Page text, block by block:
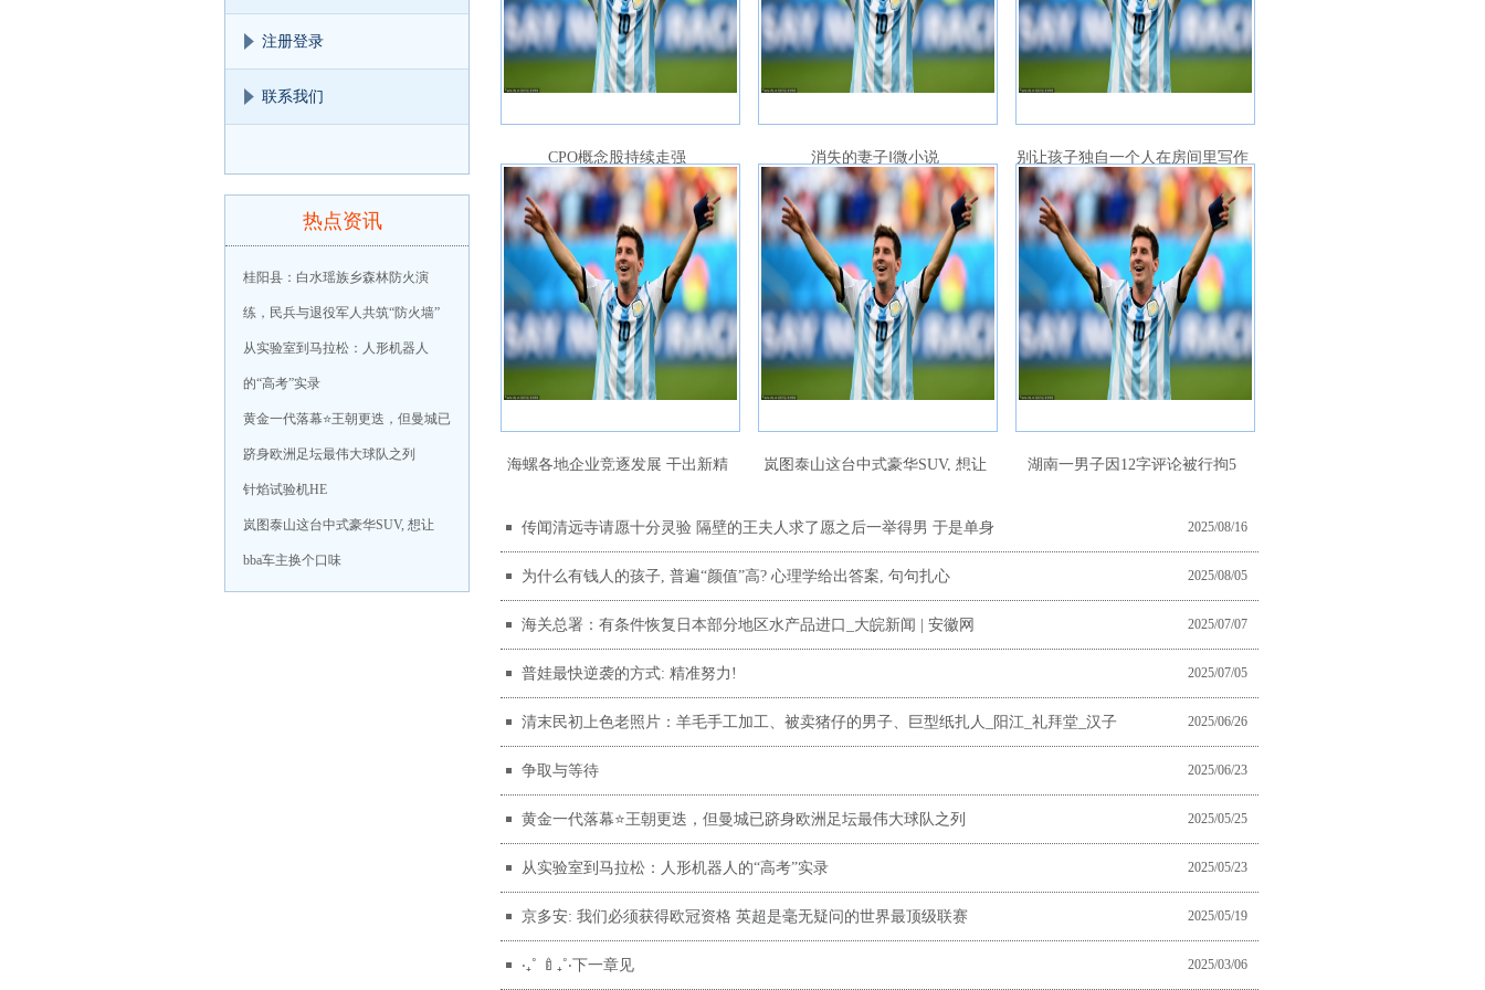
注册登录
联系我们
热点资讯
桂阳县：白水瑶族乡森林防火演
练，民兵与退役军人共筑“防火墙”
从实验室到马拉松：人形机器人
的“高考”实录
黄金一代落幕⭐️王朝更迭，但曼城已
跻身欧洲足坛最伟大球队之列
针焰试验机HE
岚图泰山这台中式豪华SUV, 想让
bba车主换个口味
CPO概念股持续走强 消失的妻子‖微小说 别让孩子独自一个人在房间里写作
业, 毁掉的不只是专注力
海螺各地企业竞逐发展 干出新精
彩
岚图泰山这台中式豪华SUV, 想让
bba车主换个口味
湖南一男子因12字评论被行拘5
天，2年后翻案_大皖新闻 |
传闻清远寺请愿十分灵验 隔壁的王夫人求了愿之后一举得男 于是单身 2025/08/16
为什么有钱人的孩子, 普遍“颜值”高? 心理学给出答案, 句句扎心 2025/08/05
海关总署：有条件恢复日本部分地区水产品进口_大皖新闻 | 安徽网 2025/07/07
普娃最快逆袭的方式: 精准努力! 2025/07/05
清末民初上色老照片：羊毛手工加工、被卖猪仔的男子、巨型纸扎人_阳江_礼拜堂_汉子 2025/06/26
争取与等待 2025/06/23
黄金一代落幕⭐️王朝更迭，但曼城已跻身欧洲足坛最伟大球队之列 2025/05/25
从实验室到马拉松：人形机器人的“高考”实录 2025/05/23
京多安: 我们必须获得欧冠资格 英超是毫无疑问的世界最顶级联赛 2025/05/19
‧₊˚ 🍼₊˚‧下一章见 2025/03/06